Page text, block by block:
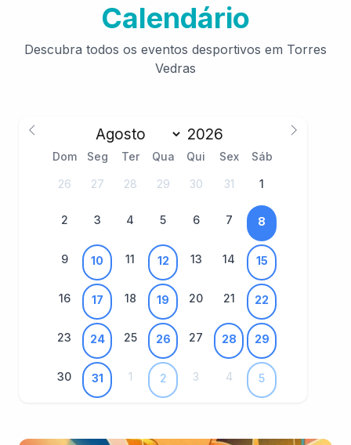
Calendário
Descubra todos os eventos desportivos em Torres
Vedras
Dom Seg Ter Qua Qui Sex Sáb
26 27 28 29 30 31 1
2 3 4 5 6 7 8
9 10 11 12 13 14 15
16 17 18 19 20 21 22
23 24 25 26 27 28 29
30 31 1 2 3 4 5